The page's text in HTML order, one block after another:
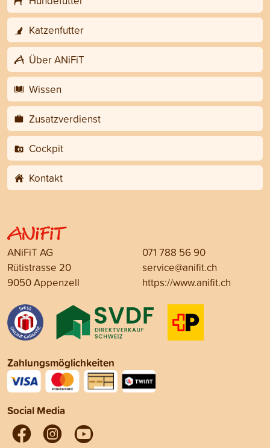
Katzenfutter
Über ANiFiT
Wissen
Zusatzverdienst
Cockpit
Kontakt
ANiFiT AG
Rütistrasse 20
9050 Appenzell
071 788 56 90
service@anifit.ch
https://www.anifit.ch
Zahlungsmöglichkeiten
Social Media